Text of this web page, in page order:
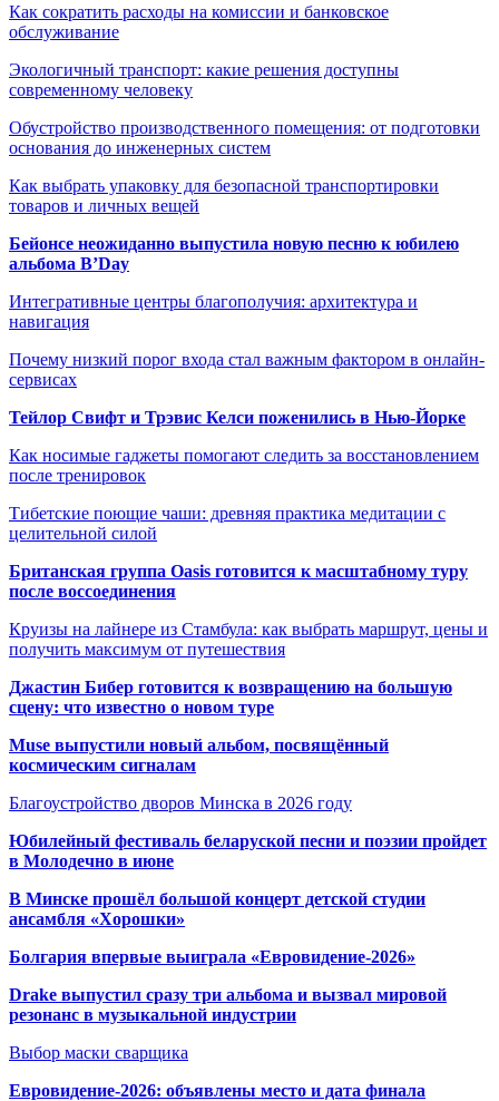
Как сократить расходы на комиссии и банковское
обслуживание
Экологичный транспорт: какие решения доступны
современному человеку
Обустройство производственного помещения: от подготовки
основания до инженерных систем
Как выбрать упаковку для безопасной транспортировки
товаров и личных вещей
Бейонсе неожиданно выпустила новую песню к юбилею
альбома B’Day
Интегративные центры благополучия: архитектура и
навигация
Почему низкий порог входа стал важным фактором в онлайн-
сервисах
Тейлор Свифт и Трэвис Келси поженились в Нью-Йорке
Как носимые гаджеты помогают следить за восстановлением
после тренировок
Тибетские поющие чаши: древняя практика медитации с
целительной силой
Британская группа Oasis готовится к масштабному туру
после воссоединения
Круизы на лайнере из Стамбула: как выбрать маршрут, цены и
получить максимум от путешествия
Джастин Бибер готовится к возвращению на большую
сцену: что известно о новом туре
Muse выпустили новый альбом, посвящённый
космическим сигналам
Благоустройство дворов Минска в 2026 году
Юбилейный фестиваль беларуской песни и поэзии пройдет
в Молодечно в июне
В Минске прошёл большой концерт детской студии
ансамбля «Хорошки»
Болгария впервые выиграла «Евровидение-2026»
Drake выпустил сразу три альбома и вызвал мировой
резонанс в музыкальной индустрии
Выбор маски сварщика
Евровидение-2026: объявлены место и дата финала